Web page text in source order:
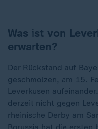
Was ist von
erwarten?
Der Rückstand auf
geschmolzen, am 15.
Leverkusen
derzeit nicht gegen
rheinische Derby am
Borussia hat die ersten